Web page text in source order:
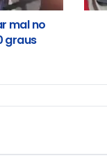
mal no
graus